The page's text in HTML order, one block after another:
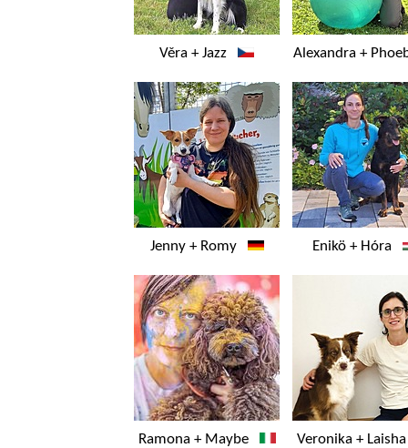
Věra + Jazz Alexandra +
Jenny + Romy Enikö + Hóra
Ramona + Maybe Veronika +